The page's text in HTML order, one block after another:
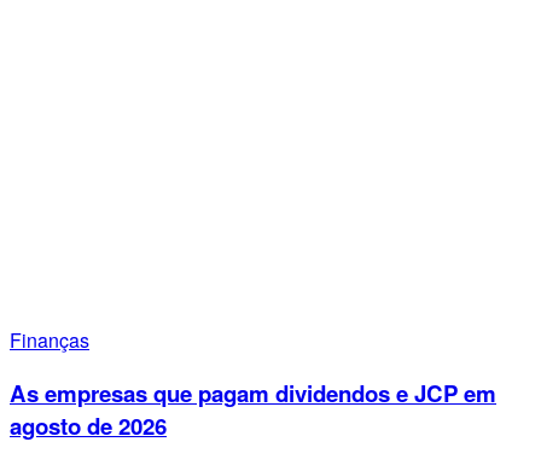
Finanças
As empresas que pagam dividendos e JCP em
agosto de 2026